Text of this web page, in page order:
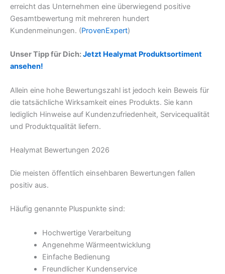
erreicht das Unternehmen eine überwiegend positive
Gesamtbewertung mit mehreren hundert
Kundenmeinungen. (ProvenExpert)
Unser Tipp für Dich:Jetzt Healymat Produktsortiment
ansehen!
Allein eine hohe Bewertungszahl ist jedoch kein Beweis für
die tatsächliche Wirksamkeit eines Produkts. Sie kann
lediglich Hinweise auf Kundenzufriedenheit, Servicequalität
und Produktqualität liefern.
Healymat Bewertungen 2026
Die meisten öffentlich einsehbaren Bewertungen fallen
positiv aus.
Häufig genannte Pluspunkte sind:
Hochwertige Verarbeitung
Angenehme Wärmeentwicklung
Einfache Bedienung
Freundlicher Kundenservice